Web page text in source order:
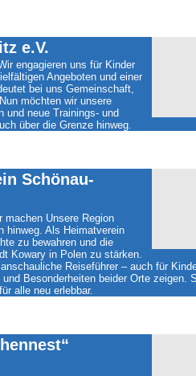
e.V.
engagieren uns für Kinder
Angeboten und einer
bei uns Gemeinschaft,
möchten wir unsere
und neue Trainings- und
über die Grenze hinweg.
Schönau-
machen Unsere Region
hinweg. Als Heimatverein
zu bewahren und die
Kowary in Polen zu stärken.
Reiseführer – auch für
Besonderheiten beider Orte zeigen.
alle neu erlebbar.